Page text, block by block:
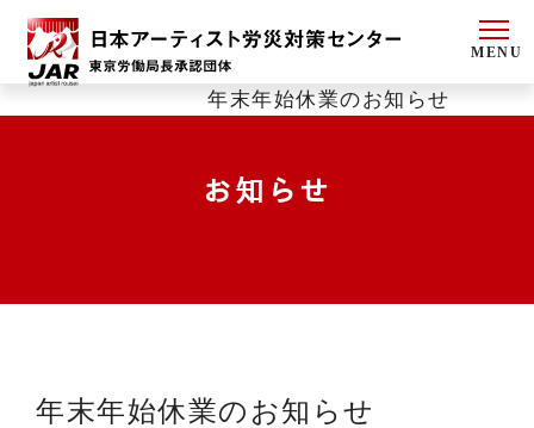
MENU
年末年始休業のお知らせ
お知らせ
年末年始休業のお知らせ